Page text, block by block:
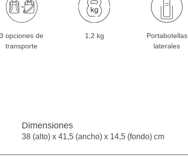
3 opciones de
transporte
1,2 kg
Portabotellas
laterales
Dimensiones
38 (alto) x 41,5 (ancho) x 14,5 (fondo) cm